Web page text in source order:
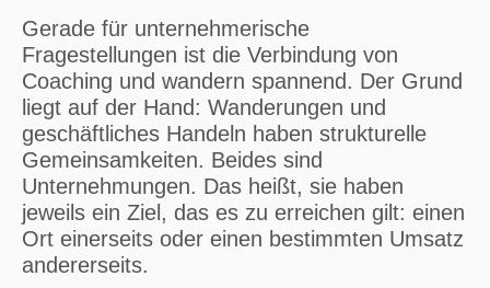
Gerade für unternehmerische
Fragestellungen ist die Verbindung von
Coaching und wandern spannend. Der Grund
liegt auf der Hand: Wanderungen und
geschäftliches Handeln haben strukturelle
Gemeinsamkeiten. Beides sind
Unternehmungen. Das heißt, sie haben
jeweils ein Ziel, das es zu erreichen gilt: einen
Ort einerseits oder einen bestimmten Umsatz
andererseits.